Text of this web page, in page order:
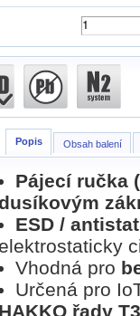
Popis Obsah balení
Pájecí ručka
ESD /
elektrostaticky
Vhodná pro
Určená pro
HAKKO řady